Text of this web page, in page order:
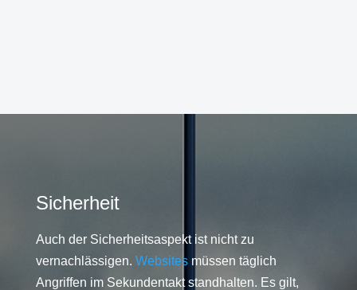
Sicherheit
Auch der Sicherheitsaspekt ist nicht zu
vernachlässigen. Websitesmüssen täglich
Angriffen im Sekundentakt standhalten. Es gilt,